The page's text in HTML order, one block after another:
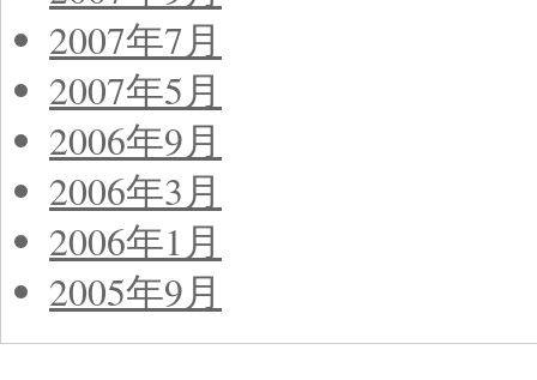
2007年7月
2007年5月
2006年9月
2006年3月
2006年1月
2005年9月